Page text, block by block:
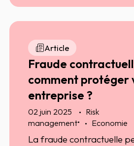
plusieurs vitesses.
Article
Fraude
comment protéger
entreprise ?
02 juin 2025
Risk
management• Economie
La fraude contractuelle